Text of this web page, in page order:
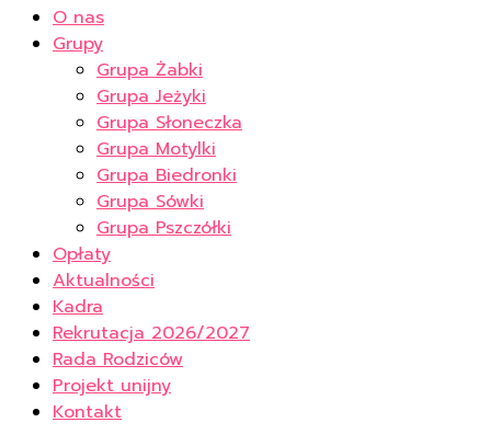
O nas
Grupy
Grupa Żabki
Grupa Jeżyki
Grupa Słoneczka
Grupa Motylki
Grupa Biedronki
Grupa Sówki
Grupa Pszczółki
Opłaty
Aktualności
Kadra
Rekrutacja 2026/2027
Rada Rodziców
Projekt unijny
Kontakt